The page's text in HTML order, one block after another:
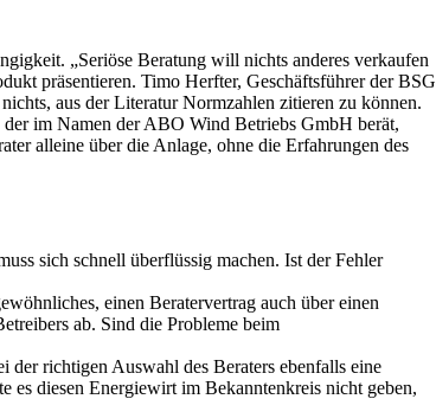
„Seriöse Beratung will nichts anderes verkaufen
präsentieren. Timo Herfter, Geschäftsführer der BSG
aus der Literatur Normzahlen zitieren zu können.
im Namen der ABO Wind Betriebs GmbH berät,
alleine über die Anlage, ohne die Erfahrungen des
sich schnell überflüssig machen. Ist der Fehler
einen Beratervertrag auch über einen
ab. Sind die Probleme beim
der richtigen Auswahl des Beraters ebenfalls eine
es diesen Energiewirt im Bekanntenkreis nicht geben,